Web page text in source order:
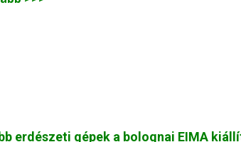
erdészeti gépek a bolognai EIMA